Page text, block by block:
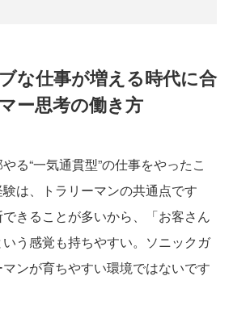
な仕事が増える時代に合
ー思考の働き方
やる“一気通貫型”の仕事をやったこ
は、トラリーマンの共通点です
きることが多いから、「お客さん
う感覚も持ちやすい。ソニックガ
ンが育ちやすい環境ではないです